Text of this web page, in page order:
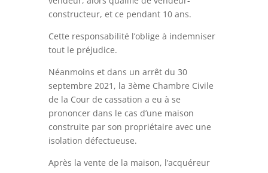
constructeur, et ce pendant 10 ans.
Cette responsabilité l’oblige à indemniser
tout le préjudice.
Néanmoins et dans un arrêt du 30
septembre 2021, la 3ème Chambre Civile
de la Cour de cassation a eu à se
prononcer dans le cas d’une maison
construite par son propriétaire avec une
isolation défectueuse.
Après la vente de la maison, l’acquéreur